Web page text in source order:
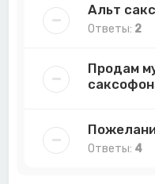
Альт
Ответы: 2
Продам
Ответы: 4